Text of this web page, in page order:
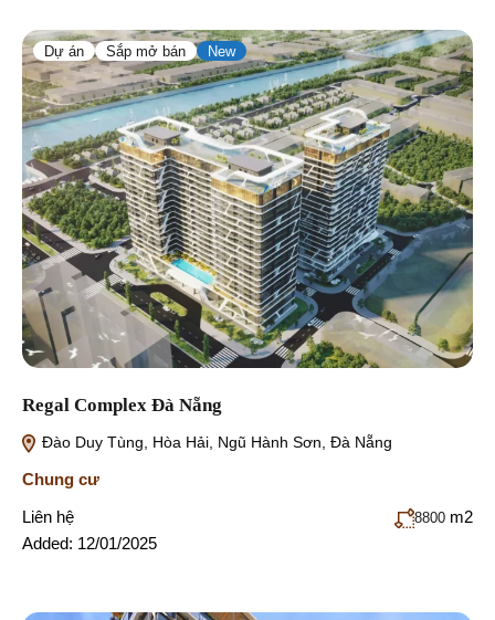
Dự án Sắp mở bán New
Regal Complex Đà Nẵng
Đào Duy Tùng, Hòa Hải, Ngũ Hành Sơn, Đà Nẵng
Chung cư
Liên hệ
8800 m2
Added: 12/01/2025